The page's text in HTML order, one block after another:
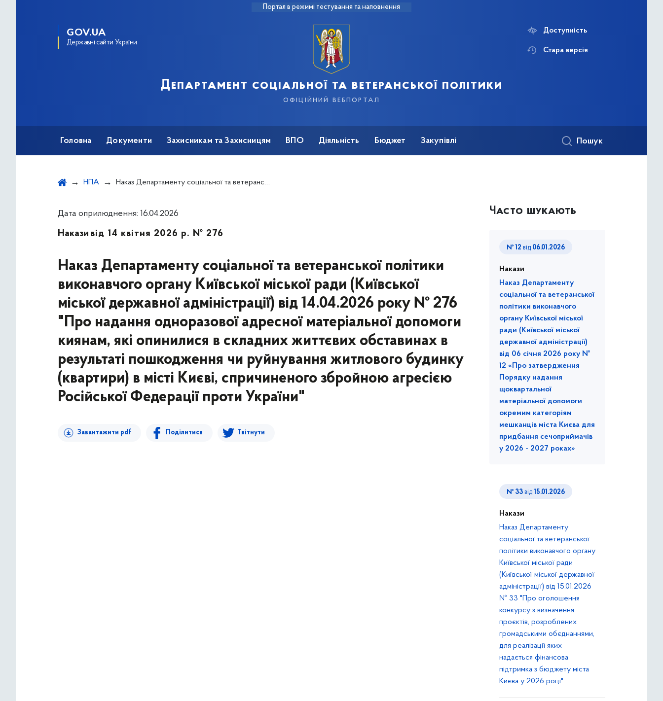
Портал в режимі тестування та наповнення
GOV.UA
Державні сайти України
Департамент соціальної та ветеранської політики
офіційний вебпортал
Доступність
Стара версія
Головна Документи Захисникам та Захисницям ВПО Діяльність Бюджет Закупівлі Пошук
НПА Наказ Департаменту соціальної та ветеранської політики виконавчого органу Київської міської ради (Київської міської державної адміністрації) від 14.04.2026 року № 276 "Про надання одноразової адресної матеріальної допомоги киянам, які опинилися в складних життєвих обставинах в результаті пошкодження чи руйнування житлового будинку (квартири) в місті Києві, спричиненого збройною агресією Російської Федерації проти України"
Дата оприлюднення: 16.04.2026
Накази від 14 квітня 2026 р. № 276
Наказ Департаменту соціальної та ветеранської політики
виконавчого органу Київської міської ради (Київської
міської державної адміністрації) від 14.04.2026 року № 276
"Про надання одноразової адресної матеріальної допомоги
киянам, які опинилися в складних життєвих обставинах в
результаті пошкодження чи руйнування житлового будинку
(квартири) в місті Києві, спричиненого збройною агресією
Російської Федерації проти України"
Завантажити pdf Поділитися Твітнути
Часто шукають
№ 12 від 06.01.2026
Накази
Наказ Департаменту
соціальної та ветеранської
політики виконавчого
органу Київської міської
ради (Київської міської
державної адміністрації)
від 06 січня 2026 року №
12 «Про затвердження
Порядку надання
щоквартальної
матеріальної допомоги
окремим категоріям
мешканців міста Києва для
придбання сечоприймачів
у 2026 - 2027 роках»
№ 33 від 15.01.2026
Накази
Наказ Департаменту
соціальної та ветеранської
політики виконавчого органу
Київської міської ради
(Київської міської державної
адміністрації) від 15.01.2026
№ 33 "Про оголошення
конкурсу з визначення
проєктів, розроблених
громадськими обєднаннями,
для реалізації яких
надається фінансова
підтримка з бюджету міста
Києва у 2026 році"